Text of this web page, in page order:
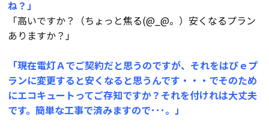
家づくりの資金計画
設計・施工品質管理
検査・アフターメンテナンス
ね？」
「高いですか？（ちょっと焦る(@_@。）安くなるプラン
ありますか？」
「現在電灯Ａでご契約だと思うのですが、それをはぴｅプ
ランに変更すると安くなると思うんです・・・でそのため
にエコキュートってご存知ですか？それを付けれは大丈夫
です。簡単な工事で済みますので･･･。」